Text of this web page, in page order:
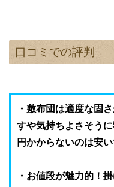
口コミでの評判
・敷布団は適度な固
すや気持ちよさそう
円かからないのは安い
・お値段が魅力的！